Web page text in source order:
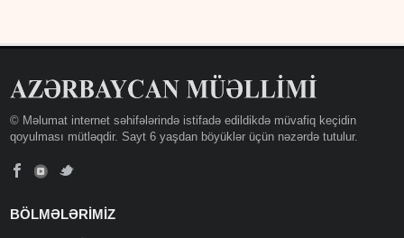
© Məlumat internet səhifələrində istifadə edildikdə müvafiq keçidin
qoyulması mütləqdir. Sayt 6 yaşdan böyüklər üçün nəzərdə tutulur.
BÖLMƏLƏRİMİZ